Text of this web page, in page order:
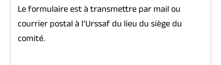
Le formulaire est à transmettre par mail ou
courrier postal à l’Urssaf du lieu du siège du
comité.